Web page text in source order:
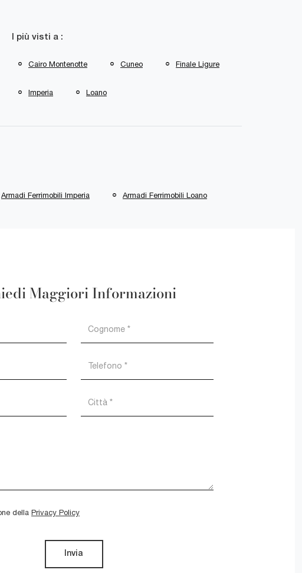
I più visti a :
Cairo Montenotte Cuneo Finale Ligure
Imperia Loano
Armadi Ferrimobili Imperia Armadi Ferrimobili Loano
Maggiori Informazioni
della Privacy Policy
Invia